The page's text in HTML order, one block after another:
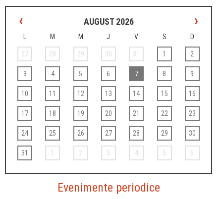
‹ AUGUST 2026 ›
L M M J V S D
27 28 29 30 31 1 2
3 4 5 6 7 8 9
10 11 12 13 14 15 16
17 18 19 20 21 22 23
24 25 26 27 28 29 30
31 1 2 3 4 5 6
Evenimente periodice